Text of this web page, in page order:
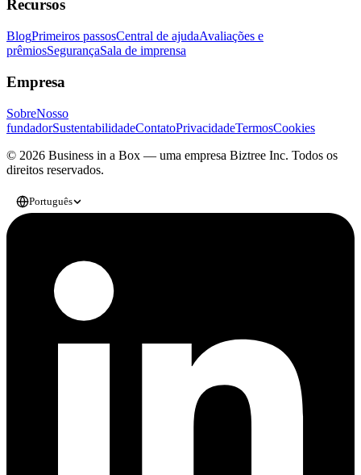
Recursos
BlogPrimeiros passosCentral de ajudaAvaliações e
prêmiosSegurançaSala de imprensa
Empresa
SobreNosso
fundadorSustentabilidadeContatoPrivacidadeTermosCookies
© 2026 Business in a Box — uma empresa Biztree Inc. Todos os
direitos reservados.
Português